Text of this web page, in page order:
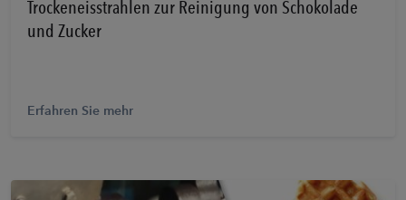
Trockeneisstrahlen zur Reinigung von Schokolade
und Zucker
Erfahren Sie mehr